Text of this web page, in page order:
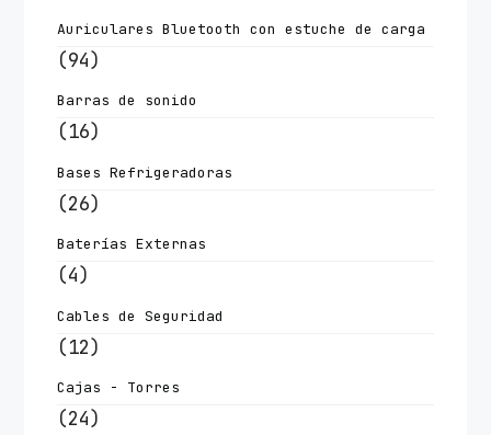
Auriculares Bluetooth con estuche de carga
(94)
Barras de sonido
(16)
Bases Refrigeradoras
(26)
Baterías Externas
(4)
Cables de Seguridad
(12)
Cajas - Torres
(24)